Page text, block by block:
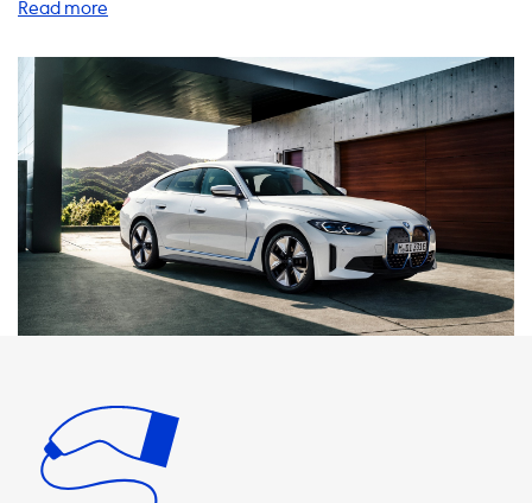
die Ihnen helfen, Ihr Auto schnell und einfach aufzuladen.
Mit unseren AC-Ladestationen können Sie Ihr Auto mit bis
zu 22 kW aufladen. Bitte beachten Sie jedoch, dass das
maximale Ladeniveau Ihres Autos von der
Bordladekapazität abhängt. Wenn Ihr Auto eine maximale
Ladeleistung von 3,7 kW hat, können Sie es nicht schneller
als mit einem 1-phasigen 16A-Ladegerät aufladen. Wir
haben auch eine große Auswahl an Ladekabeln, Adaptern
und tragbaren Ladegeräten. Diese Produkte sind perfekt
für unterwegs, wenn Sie außerhalb Ihres Hauses laden
müssen. Wir bieten auch eine Vielzahl von Zubehörteilen
als Ihr Auto geladen werden können. In diesen Fällen ist es
wichtig zu beachten, dass Ihr Auto nicht schneller
aufgeladen werden kann als seine maximale Ladeleistung.